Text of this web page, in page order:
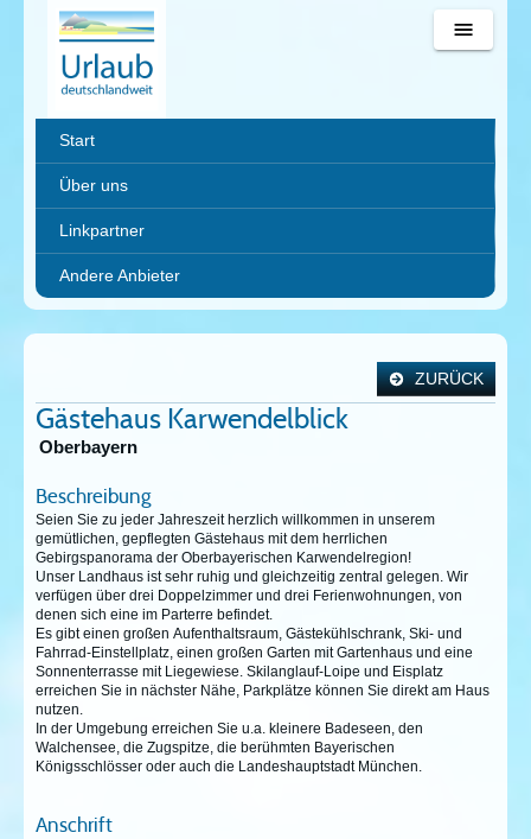
deutschlandweit
Start
Über uns
Linkpartner
Andere Anbieter
ZURÜCK
Gästehaus Karwendelblick
Oberbayern
Beschreibung
Seien Sie zu jeder Jahreszeit herzlich willkommen in unserem
gemütlichen, gepflegten Gästehaus mit dem herrlichen
Gebirgspanorama der Oberbayerischen Karwendelregion!
Unser Landhaus ist sehr ruhig und gleichzeitig zentral gelegen. Wir
verfügen über drei Doppelzimmer und drei Ferienwohnungen, von
denen sich eine im Parterre befindet.
Es gibt einen großen Aufenthaltsraum, Gästekühlschrank, Ski- und
Fahrrad-Einstellplatz, einen großen Garten mit Gartenhaus und eine
Sonnenterrasse mit Liegewiese. Skilanglauf-Loipe und Eisplatz
erreichen Sie in nächster Nähe, Parkplätze können Sie direkt am Haus
nutzen.
In der Umgebung erreichen Sie u.a. kleinere Badeseen, den
Walchensee, die Zugspitze, die berühmten Bayerischen
Königsschlösser oder auch die Landeshauptstadt München.
Anschrift